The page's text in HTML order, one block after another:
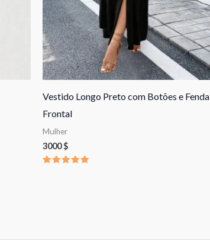
Vestido Longo Preto com Botões e Fenda
Frontal
Mulher
3000$